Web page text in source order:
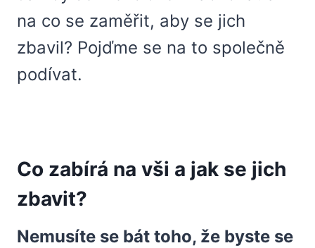
na co se zaměřit, aby se jich
zbavil? Pojďme se na to společně
podívat.
Co zabírá na vši a jak se jich
zbavit?
Nemusíte se bát toho, že byste se